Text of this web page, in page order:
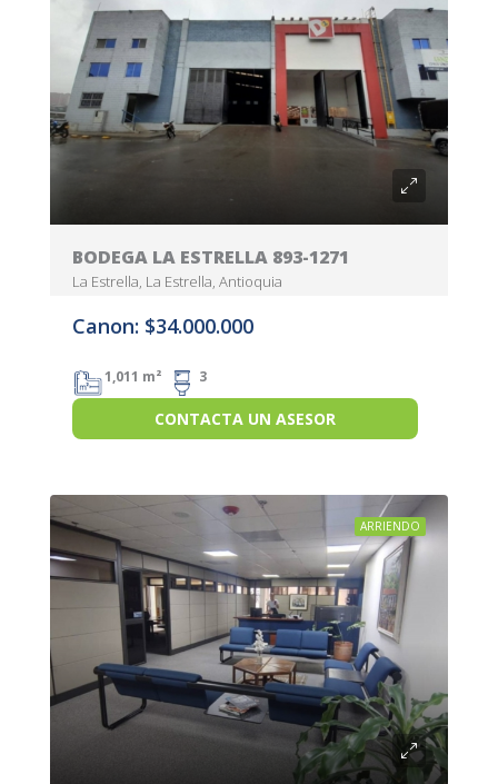
BODEGA LA ESTRELLA 893-1271
La Estrella, La Estrella, Antioquia
Canon: $34.000.000
1,011 m² 3
CONTACTA UN ASESOR
ARRIENDO